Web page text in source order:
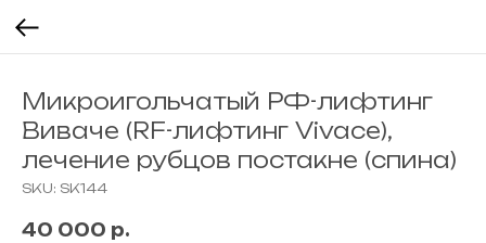
Микроигольчатый РФ-лифтинг
Виваче (RF-лифтинг Vivace),
лечение рубцов постакне (спина)
SKU: SK144
40 000 р.